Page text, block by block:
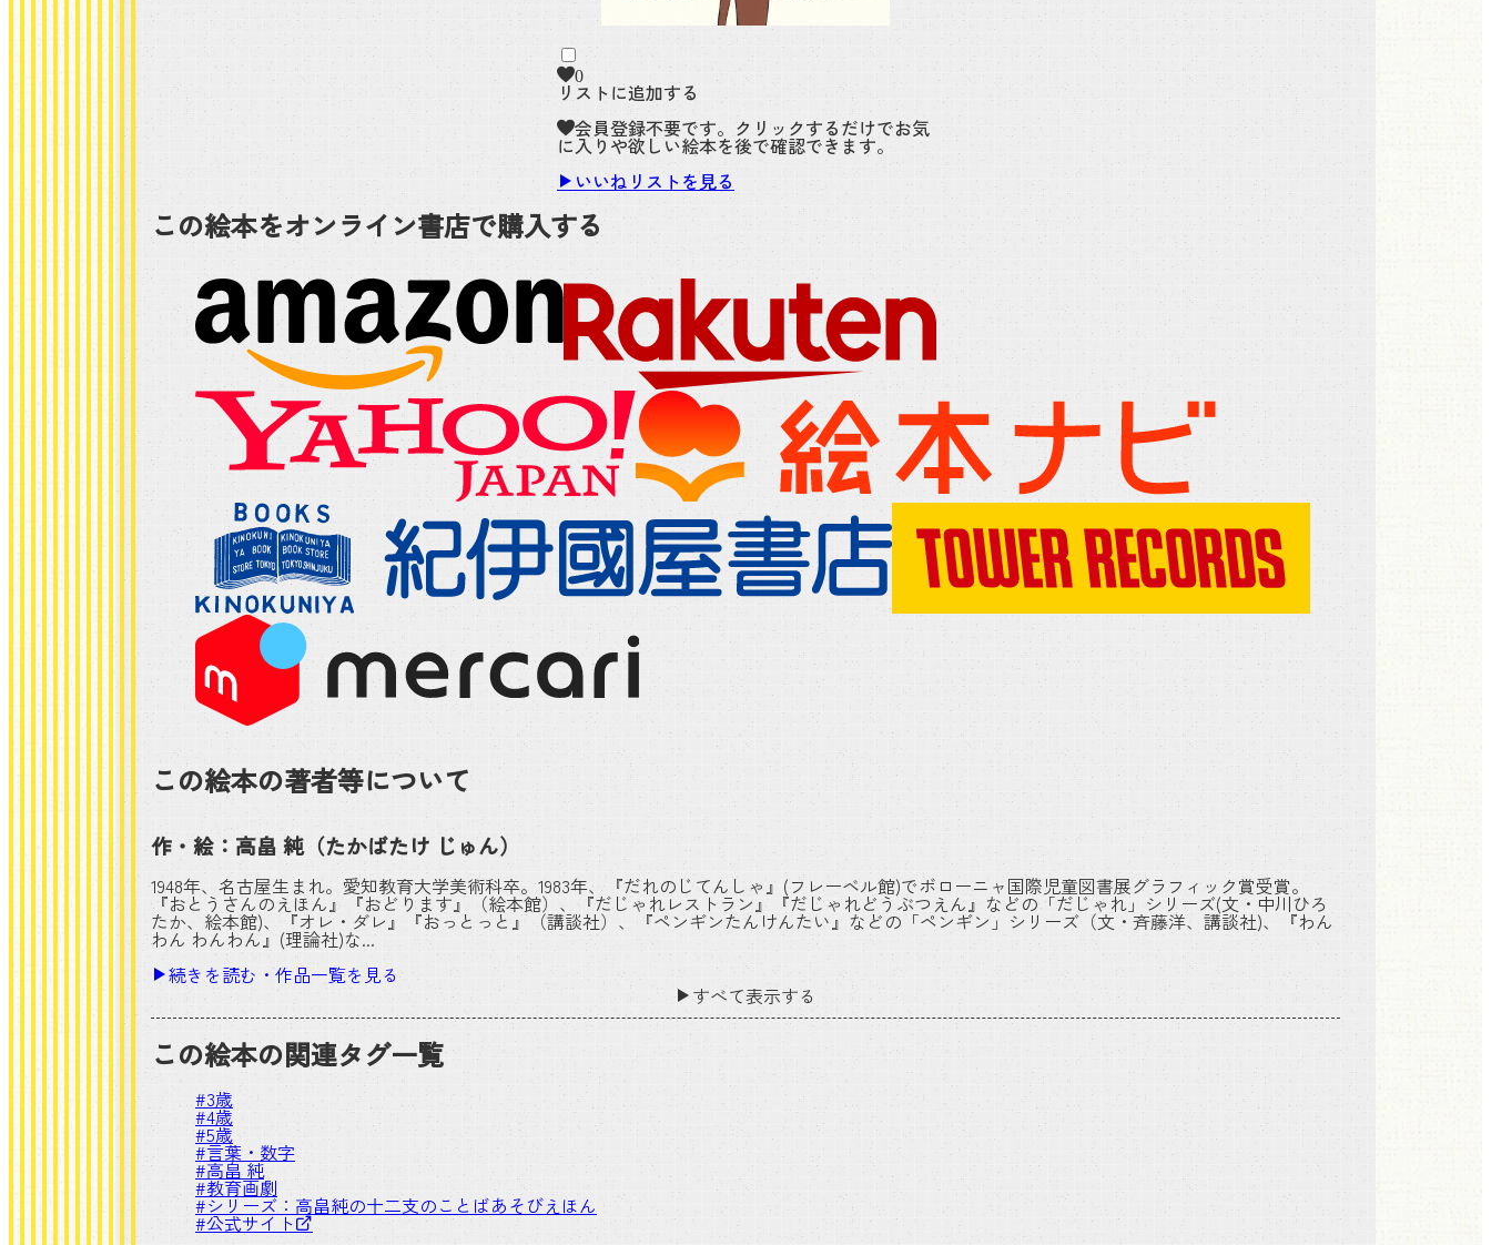
0
リストに追加する
会員登録不要です。クリックするだけでお気
に入りや欲しい絵本を後で確認できます。
いいねリストを見る
この絵本をオンライン書店で購入する
この絵本の著者等について
作・絵： 高畠 純（たかばたけ じゅん）
1948年、名古屋生まれ。愛知教育大学美術科卒。1983年、『だれのじてんしゃ』(フレーベル館)でボローニャ国際児童図書展グラフィック賞受賞。
『おとうさんのえほん』『おどります』（絵本館）、『だじゃれレストラン』『だじゃれどうぶつえん』などの「だじゃれ」シリーズ(文・中川ひろ
たか、絵本館)、『オレ・ダレ』『おっとっと』（講談社）、『ペンギンたんけんたい』などの「ペンギン」シリーズ（文・斉藤洋、講談社)、『わん
わん わんわん』(理論社)な...
続きを読む・作品一覧を見る
すべて表示する
この絵本の関連タグ一覧
#3歳
#4歳
#5歳
#言葉・数字
#高畠 純
#教育画劇
#シリーズ： 高畠純の十二支のことばあそびえほん
#公式サイト